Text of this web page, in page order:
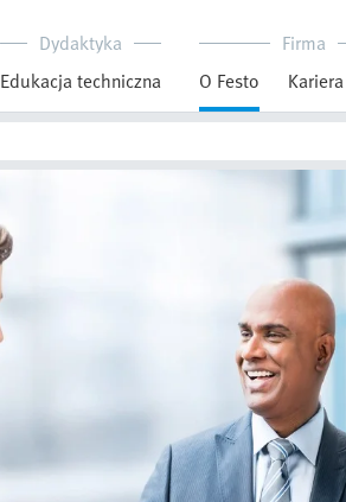
Dydaktyka
Edukacja techniczna
Firma
O Festo
Kariera